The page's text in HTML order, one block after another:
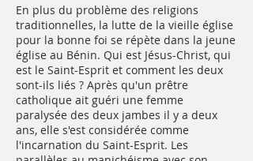
En plus du problème des religions
traditionnelles, la lutte de la vieille église
pour la bonne foi se répète dans la jeune
église au Bénin. Qui est Jésus-Christ, qui
est le Saint-Esprit et comment les deux
sont-ils liés ? Après qu'un prêtre
catholique ait guéri une femme
paralysée des deux jambes il y a deux
ans, elle s'est considérée comme
l'incarnation du Saint-Esprit. Les